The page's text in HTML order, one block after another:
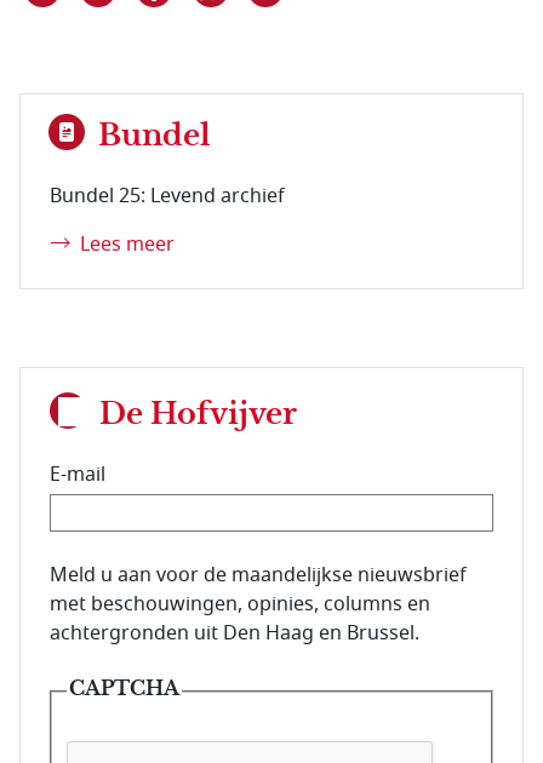
Bundel
Bundel 25: Levend archief
Lees meer
De Hofvijver
E-mail
E-mailadres van de abonnee.
Meld u aan voor de maandelijkse nieuwsbrief
met beschouwingen, opinies, columns en
achtergronden uit Den Haag en Brussel.
CAPTCHA